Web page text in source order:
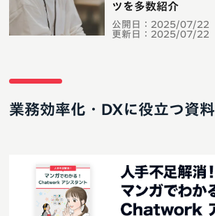
公開日： 2025/07/22
更新日： 2025/07/22
ツを多数紹介
業務効率化・DXに役立つ資料